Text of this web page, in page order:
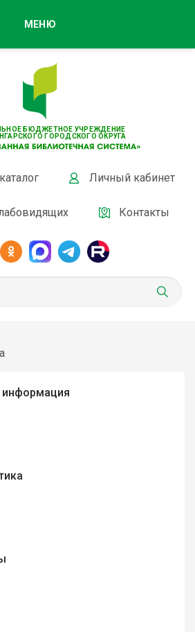
БЮДЖЕТНОЕ УЧРЕЖДЕНИЕ
ГОРОДСКОГО ОКРУГА
Личный кабинет
Контакты
МЕНЮ